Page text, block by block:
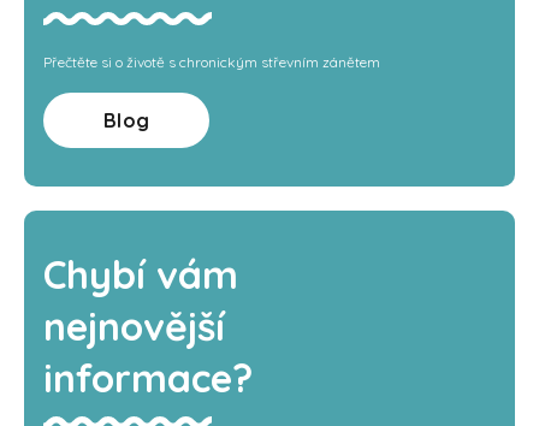
Přečtěte si o životě s chronickým střevním zánětem
Blog
Chybí vám
nejnovější
informace?